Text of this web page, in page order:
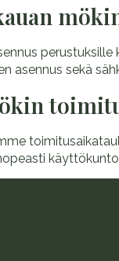
asennus sekä